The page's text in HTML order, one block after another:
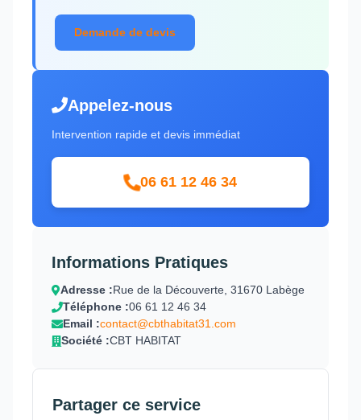
Demande de devis
Appelez-nous
Intervention rapide et devis immédiat
06 61 12 46 34
Informations Pratiques
Adresse :Rue de la Découverte, 31670 Labège
Téléphone :06 61 12 46 34
Email :contact@cbthabitat31.com
Société :CBT HABITAT
Partager ce service